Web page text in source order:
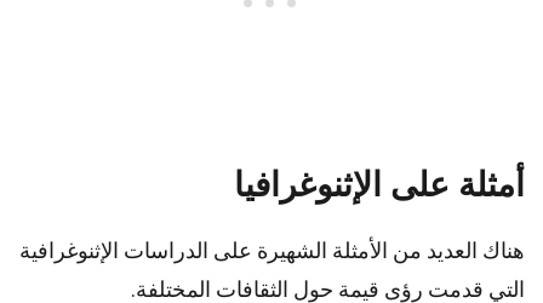
أمثلة على الإثنوغرافيا
هناك العديد من الأمثلة الشهيرة على الدراسات الإثنوغرافية
التي قدمت رؤى قيمة حول الثقافات المختلفة.